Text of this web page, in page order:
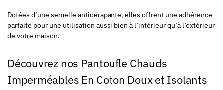
Dotées d’une semelle antidérapante, elles offrent une adhérence
parfaite pour une utilisation aussi bien à l’intérieur qu’à l’extérieur
de votre maison.
Découvrez nos Pantoufle Chauds
Imperméables En Coton Doux et Isolants